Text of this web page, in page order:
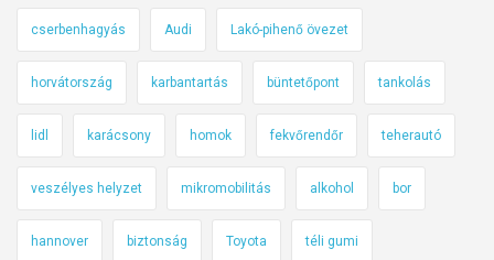
cserbenhagyás Audi Lakó-pihenő övezet
horvátország karbantartás büntetőpont tankolás
lidl karácsony homok fekvőrendőr teherautó
veszélyes helyzet mikromobilitás alkohol bor
hannover biztonság Toyota téli gumi